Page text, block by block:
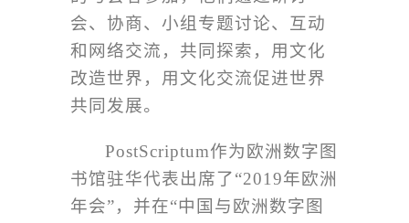
会、协商、小组专题讨论、互动
和网络交流，共同探索，用文化
改造世界，用文化交流促进世界
共同发展。
PostScriptum作为欧洲数字图
书馆驻华代表出席了“2019年欧洲
年会”，并在“中国与欧洲数字图